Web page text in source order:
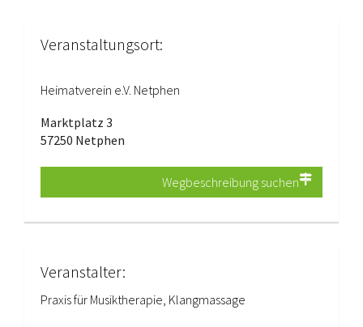
Veranstaltungsort:
Heimatverein e.V. Netphen
Marktplatz 3
57250 Netphen
Wegbeschreibung suchen
Veranstalter:
Praxis für Musiktherapie, Klangmassage